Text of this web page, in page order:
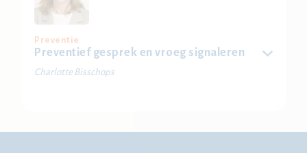
Preventie
Preventief gesprek en vroeg signaleren
Charlotte Bisschops
herkennen en het goede gesprek voeren voordat